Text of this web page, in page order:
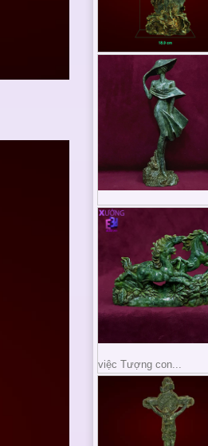
việc Tượng con...